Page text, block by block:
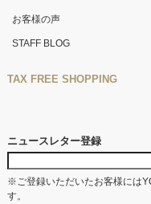
お客様の声
STAFF BLOG
TAX FREE SHOPPING
ニュースレター登録
※ご登録いただいたお客様には
す。